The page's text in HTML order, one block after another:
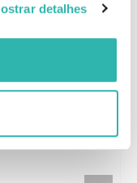
detalhes
More Inside Shine